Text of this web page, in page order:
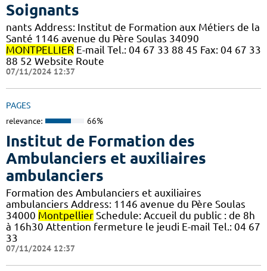
Soignants
nants Address: Institut de Formation aux Métiers de la
Santé 1146 avenue du Père Soulas 34090
MONTPELLIER E-mail Tel.: 04 67 33 88 45 Fax: 04 67 33
88 52 Website Route
07/11/2024 12:37
PAGES
relevance: 66%
Institut de Formation des
Ambulanciers et auxiliaires
ambulanciers
Formation des Ambulanciers et auxiliaires
ambulanciers Address: 1146 avenue du Père Soulas
34000 Montpellier Schedule: Accueil du public : de 8h
à 16h30 Attention fermeture le jeudi E-mail Tel.: 04 67
33
07/11/2024 12:37